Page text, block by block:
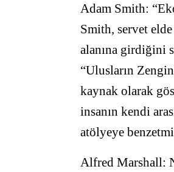
Adam Smith:
Smith, servet
alanına girdiğini
“Ulusların
kaynak olarak
insanın kendi
atölyeye
Alfred Marshall: